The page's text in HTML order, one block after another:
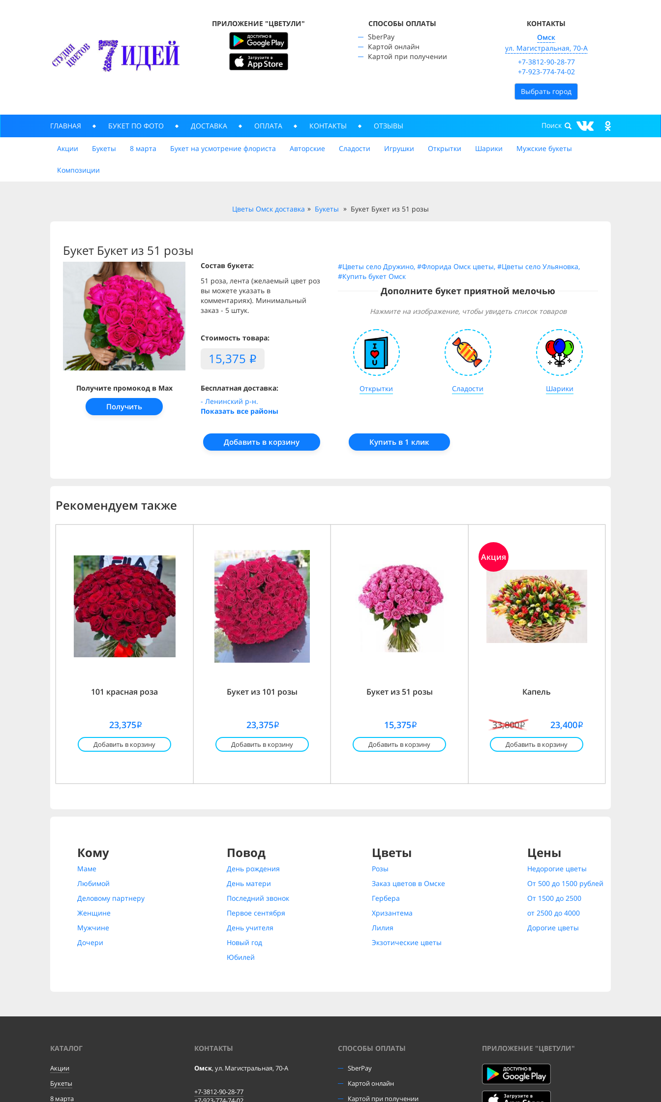
ПРИЛОЖЕНИЕ "ЦВЕТУЛИ"
CПОСОБЫ ОПЛАТЫ
SberPay
Картой онлайн
Картой при получении
КОНТАКТЫ
Омск
ул. Магистральная, 70-А
+7-3812-90-28-77
+7-923-774-74-02
Выбрать город
ГЛАВНАЯ БУКЕТ ПО ФОТО ДОСТАВКА ОПЛАТА КОНТАКТЫ ОТЗЫВЫ
Акции Букеты 8 марта Букет на усмотрение флориста Авторские Сладости Игрушки Открытки Шарики Мужские букеты
Композиции
Цветы Омск доставка Букеты Букет Букет из 51 розы
Букет Букет из 51 розы
Получите промокод в Max
Получить
Состав букета:
51 роза, лента (желаемый цвет роз
вы можете указать в
комментариях). Минимальный
заказ - 5 штук.
Стоимость товара:
15,375 i
Бесплатная доставка:
- Ленинский р-н.
Показать все районы
#Цветы село Дружино, #Флорида Омск цветы, #Цветы село Ульяновка,
#Купить букет Омск
Дополните букет приятной мелочью
Нажмите на изображение, чтобы увидеть список товаров
Открытки Сладости Шарики
Добавить в корзину Купить в 1 клик
Рекомендуем также
101 красная роза
23,375i
Добавить в корзину
Букет из 101 розы
23,375i
Добавить в корзину
Букет из 51 розы
15,375i
Добавить в корзину
Акция
Капель
33,800i 23,400i
Добавить в корзину
Кому
Маме
Любимой
Деловому партнеру
Женщине
Мужчине
Дочери
Повод
День рождения
День матери
Последний звонок
Первое сентября
День учителя
Новый год
Юбилей
Цветы
Розы
Заказ цветов в Омске
Гербера
Хризантема
Лилия
Экзотические цветы
Цены
Недорогие цветы
От 500 до 1500 рублей
От 1500 до 2500
от 2500 до 4000
Дорогие цветы
КАТАЛОГ
Акции
Букеты
8 марта
КОНТАКТЫ
Омск, ул. Магистральная, 70-А
+7-3812-90-28-77
CПОСОБЫ ОПЛАТЫ
SberPay
Картой онлайн
Картой при получении
ПРИЛОЖЕНИЕ "ЦВЕТУЛИ"